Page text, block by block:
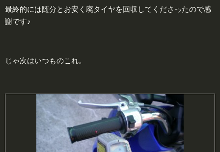
最終的には随分とお安く廃タイヤを回収してくださったので感
謝です♪
じゃ次はいつものこれ。